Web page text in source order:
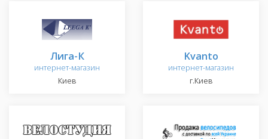
Лига-К
интернет-магазин
Киев
Kvanto
интернет-магазин
г.Киев